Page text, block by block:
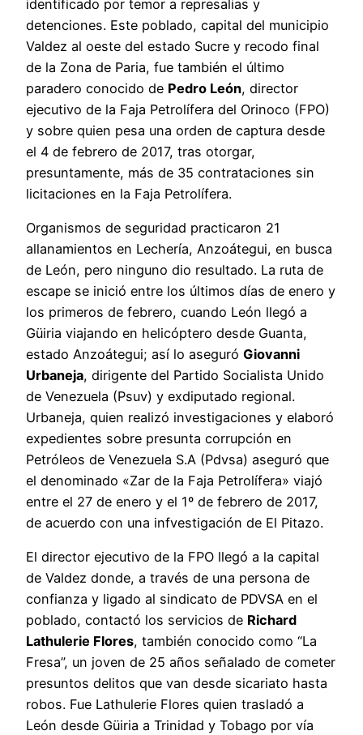
identificado por temor a represalias y
detenciones. Este poblado, capital del municipio
Valdez al oeste del estado Sucre y recodo final
de la Zona de Paria, fue también el último
paradero conocido de Pedro León, director
ejecutivo de la Faja Petrolífera del Orinoco (FPO)
y sobre quien pesa una orden de captura desde
el 4 de febrero de 2017, tras otorgar,
presuntamente, más de 35 contrataciones sin
licitaciones en la Faja Petrolífera.
Organismos de seguridad practicaron 21
allanamientos en Lechería, Anzoátegui, en busca
de León, pero ninguno dio resultado. La ruta de
escape se inició entre los últimos días de enero y
los primeros de febrero, cuando León llegó a
Güiria viajando en helicóptero desde Guanta,
estado Anzoátegui; así lo aseguró Giovanni
Urbaneja, dirigente del Partido Socialista Unido
de Venezuela (Psuv) y exdiputado regional.
Urbaneja, quien realizó investigaciones y elaboró
expedientes sobre presunta corrupción en
Petróleos de Venezuela S.A (Pdvsa) aseguró que
el denominado «Zar de la Faja Petrolífera» viajó
entre el 27 de enero y el 1º de febrero de 2017,
de acuerdo con una infvestigación de El Pitazo.
El director ejecutivo de la FPO llegó a la capital
de Valdez donde, a través de una persona de
confianza y ligado al sindicato de PDVSA en el
poblado, contactó los servicios de Richard
Lathulerie Flores, también conocido como “La
Fresa”, un joven de 25 años señalado de cometer
presuntos delitos que van desde sicariato hasta
robos. Fue Lathulerie Flores quien trasladó a
León desde Güiria a Trinidad y Tobago por vía